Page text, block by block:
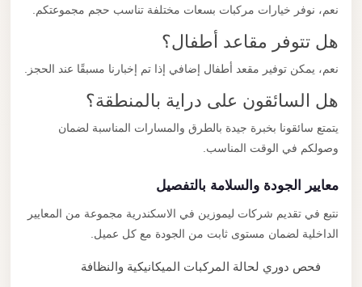
نعم، نوفر خيارات مركبات بسعات مختلفة تناسب حجم مجموعتكم.
هل تتوفر مقاعد أطفال؟
نعم، يمكن توفير مقعد أطفال إضافي إذا تم إخبارنا مسبقًا عند الحجز.
هل السائقون على دراية بالمنطقة؟
يتمتع سائقونا بخبرة جيدة بالطرق والمسارات المناسبة لضمان
وصولكم في الوقت المناسب.
معايير الجودة والسلامة بالتفصيل
نتبع في تقديم شركات ليموزين في الاسكندرية مجموعة من المعايير
الداخلية لضمان مستوى ثابت من الجودة مع كل عميل.
فحص دوري لحالة المركبات الميكانيكية والنظافة